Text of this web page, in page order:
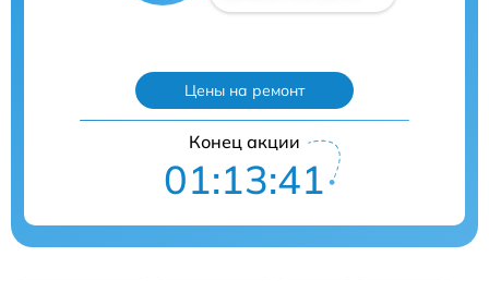
Цены на ремонт
Конец акции
01:13:40